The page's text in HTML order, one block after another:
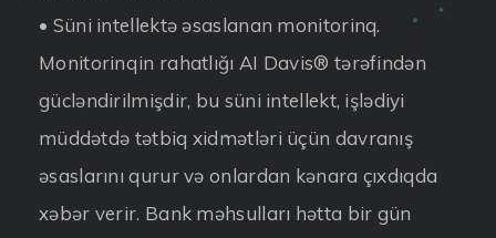
• Süni intellektə əsaslanan monitorinq.
Monitorinqin rahatlığı AI Davis® tərəfindən
gücləndirilmişdir, bu süni intellekt, işlədiyi
müddətdə tətbiq xidmətləri üçün davranış
əsaslarını qurur və onlardan kənara çıxdıqda
xəbər verir. Bank məhsulları hətta bir gün